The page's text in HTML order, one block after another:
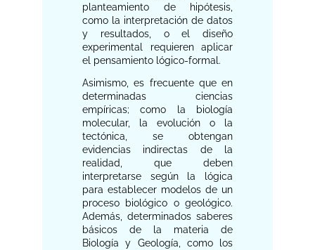
planteamiento de hipótesis,
como la interpretación de datos
y resultados, o el diseño
experimental requieren aplicar
el pensamiento lógico-formal.
Asimismo, es frecuente que en
determinadas ciencias
empíricas; como la biología
molecular, la evolución o la
tectónica, se obtengan
evidencias indirectas de la
realidad, que deben
interpretarse según la lógica
para establecer modelos de un
proceso biológico o geológico.
Además, determinados saberes
básicos de la materia de
Biología y Geología, como los